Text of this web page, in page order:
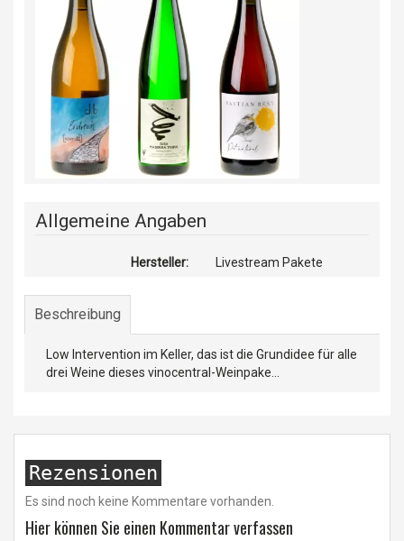
Allgemeine Angaben
Hersteller: Livestream Pakete
Beschreibung
Low Intervention im Keller, das ist die Grundidee für alle
drei Weine dieses vinocentral-Weinpake...
Rezensionen
Es sind noch keine Kommentare vorhanden.
Hier können Sie einen Kommentar verfassen